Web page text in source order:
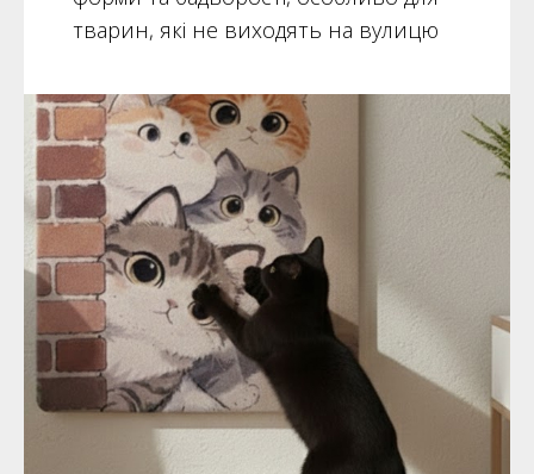
тварин, які не виходять на вулицю